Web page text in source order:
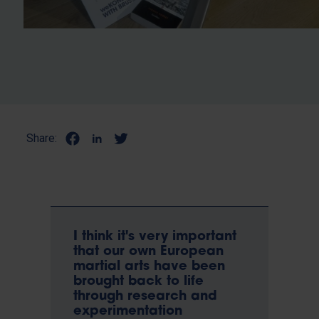
Share:
I think it's very important
that our own European
martial arts have been
brought back to life
through research and
experimentation